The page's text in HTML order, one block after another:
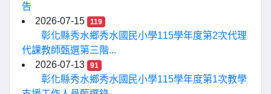
告
2026-07-15
119
彰化縣秀水鄉秀水國民小學115學年度第2次代理
代課教師甄選第三階...
2026-07-13
91
彰化縣秀水鄉秀水國民小學115學年度第1次教學